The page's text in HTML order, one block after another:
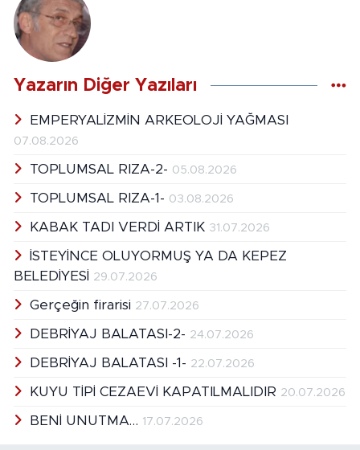
Yazarın Diğer Yazıları
EMPERYALİZMİN ARKEOLOJİ YAĞMASI
07.08.2026
TOPLUMSAL RIZA-2- 05.08.2026
TOPLUMSAL RIZA-1- 03.08.2026
KABAK TADI VERDİ ARTIK 31.07.2026
İSTEYİNCE OLUYORMUŞ YA DA KEPEZ
BELEDİYESİ
29.07.2026
Gerçeğin firarisi 27.07.2026
DEBRİYAJ BALATASI-2- 24.07.2026
DEBRİYAJ BALATASI -1- 22.07.2026
KUYU TİPİ CEZAEVİ KAPATILMALIDIR 20.07.2026
BENİ UNUTMA… 17.07.2026